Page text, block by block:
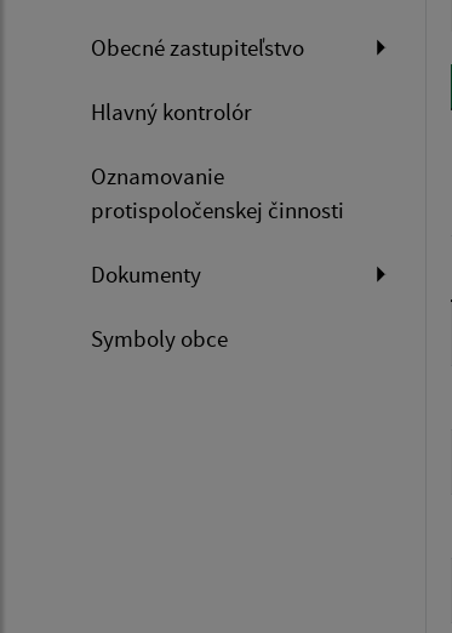
Obecné zastupiteľstvo
Hlavný kontrolór
Oznamovanie
protispoločenskej činnosti
Dokumenty
Symboly obce